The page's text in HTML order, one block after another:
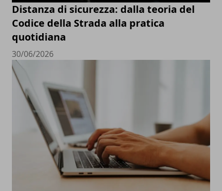
Distanza di sicurezza: dalla teoria del
Codice della Strada alla pratica
quotidiana
30/06/2026